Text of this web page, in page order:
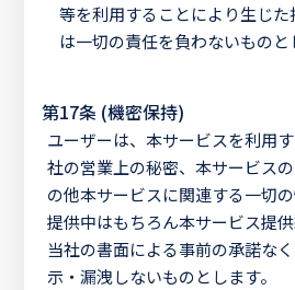
等を利用することにより生じ
は一切の責任を負わないものと
第17条 (機密保持)
ユーザーは、本サービスを利用
社の営業上の秘密、本サービス
の他本サービスに関連する一切
提供中はもちろん本サービス提供
当社の書面による事前の承諾な
示・漏洩しないものとします。